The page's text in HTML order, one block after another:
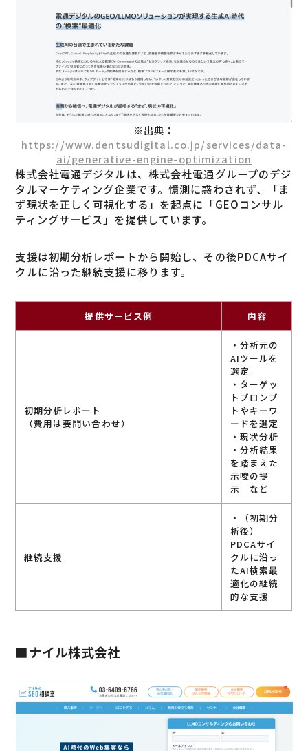
※出典：
https://www.dentsudigital.co.jp/services/data-
ai/generative-engine-optimization
株式会社電通デジタルは、株式会社電通グループのデジ
タルマーケティング企業です。憶測に惑わされず、「ま
ず現状を正しく可視化する」を起点に「GEOコンサル
ティングサービス」を提供しています。
支援は初期分析レポートから開始し、その後PDCAサイ
クルに沿った継続支援に移ります。
提供サービス例 内容
初期分析レポート
（費用は要問い合わせ）
・分析元の
AIツールを
選定
・ターゲッ
トプロンプ
トやキーワ
ードを選定
・現状分析
・分析結果
を踏まえた
示唆の提
示 など
継続支援
・（初期分
析後）
PDCAサイ
クルに沿っ
たAI検索最
適化の継続
的な支援
■ナイル株式会社